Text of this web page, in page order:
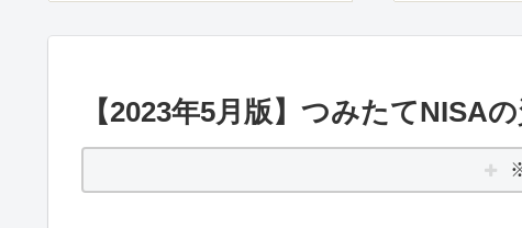
【2023年5月版】つみたてNISA